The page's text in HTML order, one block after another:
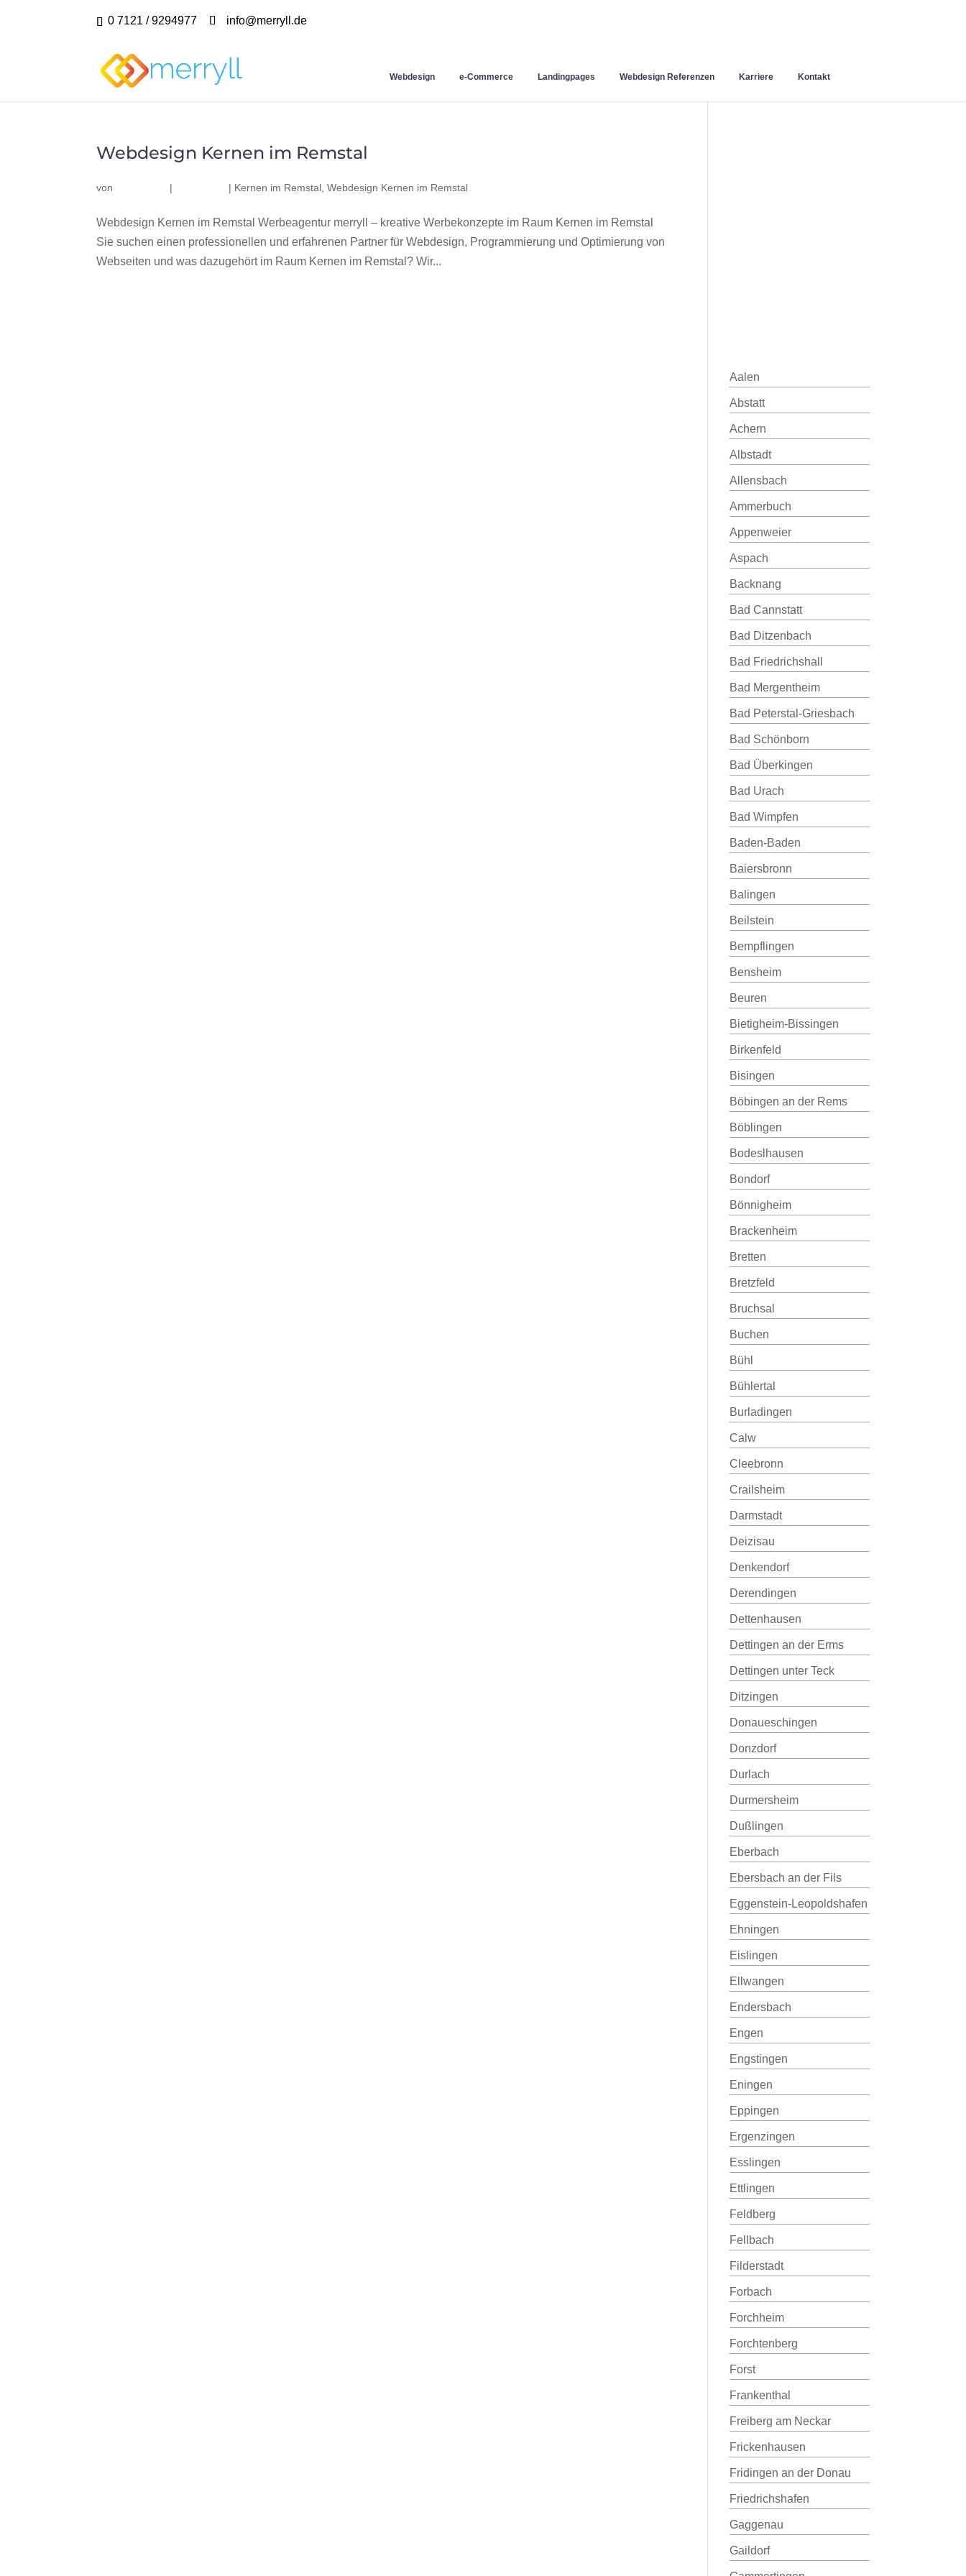
0 7121 / 9294977 info@merryll.de
Webdesign e-Commerce Landingpages Webdesign Referenzen Karriere Kontakt
Webdesign Kernen im Remstal
von | | Kernen im Remstal ,Webdesign Kernen im Remstal
Webdesign Kernen im Remstal Werbeagentur merryll – kreative Werbekonzepte im Raum Kernen im Remstal
Sie suchen einen professionellen und erfahrenen Partner für Webdesign, Programmierung und Optimierung von
Webseiten und was dazugehört im Raum Kernen im Remstal? Wir...
Aalen
Abstatt
Achern
Albstadt
Allensbach
Ammerbuch
Appenweier
Aspach
Backnang
Bad Cannstatt
Bad Ditzenbach
Bad Friedrichshall
Bad Mergentheim
Bad Peterstal-Griesbach
Bad Schönborn
Bad Überkingen
Bad Urach
Bad Wimpfen
Baden-Baden
Baiersbronn
Balingen
Beilstein
Bempflingen
Bensheim
Beuren
Bietigheim-Bissingen
Birkenfeld
Bisingen
Böbingen an der Rems
Böblingen
Bodeslhausen
Bondorf
Bönnigheim
Brackenheim
Bretten
Bretzfeld
Bruchsal
Buchen
Bühl
Bühlertal
Burladingen
Calw
Cleebronn
Crailsheim
Darmstadt
Deizisau
Denkendorf
Derendingen
Dettenhausen
Dettingen an der Erms
Dettingen unter Teck
Ditzingen
Donaueschingen
Donzdorf
Durlach
Durmersheim
Dußlingen
Eberbach
Ebersbach an der Fils
Eggenstein-Leopoldshafen
Ehningen
Eislingen
Ellwangen
Endersbach
Engen
Engstingen
Eningen
Eppingen
Ergenzingen
Esslingen
Ettlingen
Feldberg
Fellbach
Filderstadt
Forbach
Forchheim
Forchtenberg
Forst
Frankenthal
Freiberg am Neckar
Frickenhausen
Fridingen an der Donau
Friedrichshafen
Gaggenau
Gaildorf